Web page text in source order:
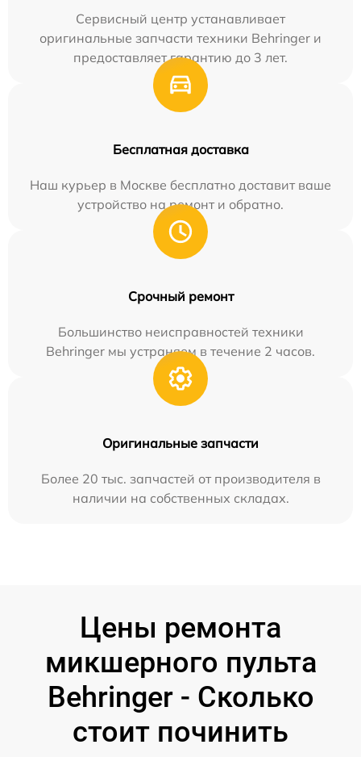
Сервисный центр устанавливает
оригинальные запчасти техники Behringer и
предоставляет гарантию до 3 лет.
Бесплатная доставка
Наш курьер в Москве бесплатно доставит ваше
устройство на ремонт и обратно.
Срочный ремонт
Большинство неисправностей техники
Behringer мы устраняем в течение 2 часов.
Оригинальные запчасти
Более 20 тыс. запчастей от производителя в
наличии на собственных складах.
Цены ремонта
микшерного пульта
Behringer - Сколько
стоит починить